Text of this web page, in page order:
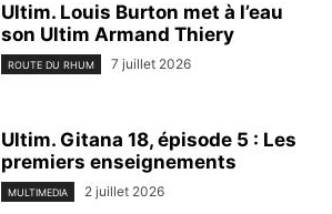
Ultim. Louis Burton met à l’eau
son Ultim Armand Thiery
ROUTE DU RHUM 7 juillet 2026
Ultim. Gitana 18, épisode 5 : Les
premiers enseignements
MULTIMEDIA 2 juillet 2026